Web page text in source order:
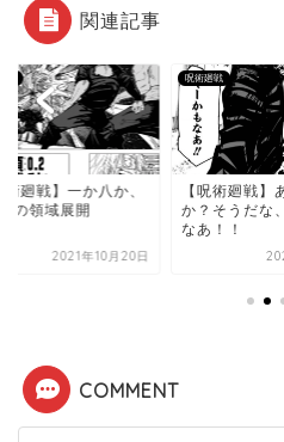
関連記事
術廻戦】一か八か、
の領域展開
2021年10月20日
呪術廻戦
【呪術廻戦】
か？そうだな
なあ！！
COMMENT